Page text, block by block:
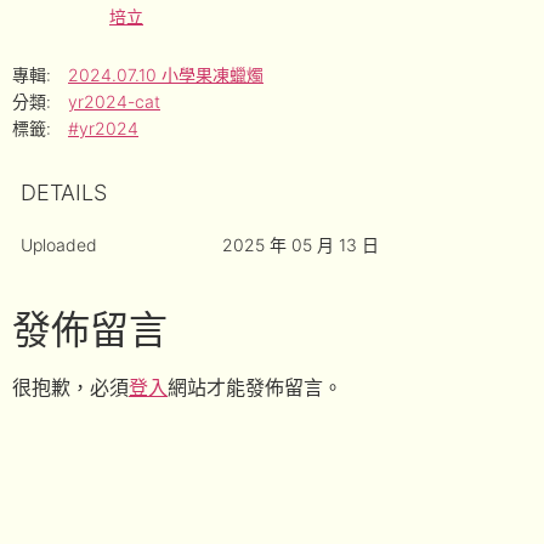
培立
專輯:
2024.07.10 小學果凍蠟燭
分類:
yr2024-cat
標籤:
#yr2024
DETAILS
Uploaded 2025 年 05 月 13 日
發佈留言
很抱歉，必須登入網站才能發佈留言。